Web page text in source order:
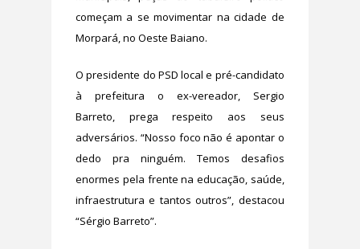
começam a se movimentar na cidade de
Morpará, no Oeste Baiano.
O presidente do PSD local e pré-candidato
à prefeitura o ex-vereador, Sergio
Barreto, prega respeito aos seus
adversários. “Nosso foco não é apontar o
dedo pra ninguém. Temos desafios
enormes pela frente na educação, saúde,
infraestrutura e tantos outros”, destacou
“Sérgio Barreto”.